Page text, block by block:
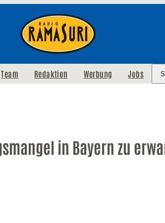
Team Redaktion Werbung Jobs
in Bayern zu